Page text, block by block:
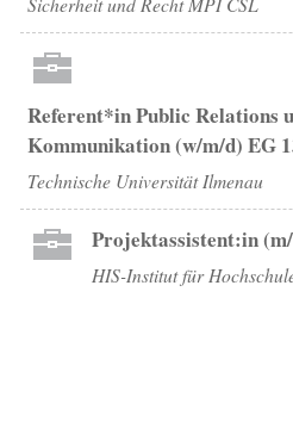
Referent*in Public Relations
Kommunikation (w/m/d) EG
Technische Universität Ilmenau
Projektassistent:in
HIS-Institut für